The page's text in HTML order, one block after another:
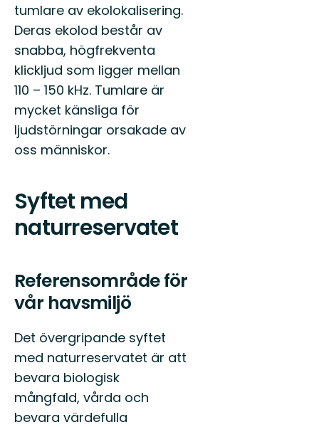
tumlare av ekolokalisering.
Deras ekolod består av
snabba, högfrekventa
klickljud som ligger mellan
110 – 150 kHz. Tumlare är
mycket känsliga för
ljudstörningar orsakade av
oss människor.
Syftet med
naturreservatet
Referensområde för
vår havsmiljö
Det övergripande syftet
med naturreservatet är att
bevara biologisk
mångfald, vårda och
bevara värdefulla